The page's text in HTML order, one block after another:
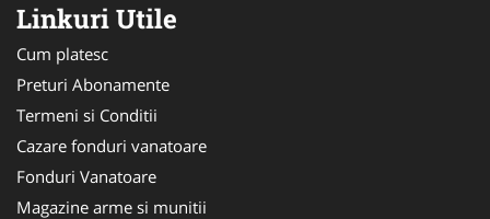
Linkuri Utile
Cum platesc
Preturi Abonamente
Termeni si Conditii
Cazare fonduri vanatoare
Fonduri Vanatoare
Magazine arme si munitii